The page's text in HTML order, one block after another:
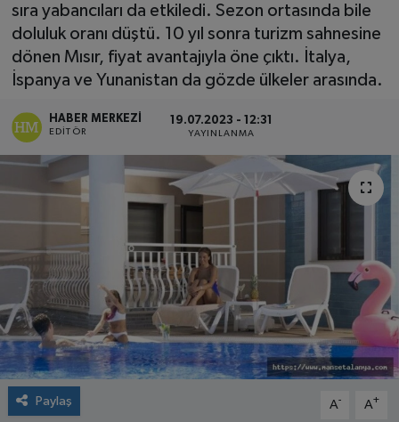
sıra yabancıları da etkiledi. Sezon ortasında bile
doluluk oranı düştü. 10 yıl sonra turizm sahnesine
dönen Mısır, fiyat avantajıyla öne çıktı. İtalya,
İspanya ve Yunanistan da gözde ülkeler arasında.
HABER MERKEZI
EDITÖR
19.07.2023 - 12:31
YAYINLANMA
Paylaş A- A+